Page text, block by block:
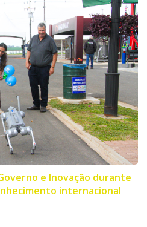
e Inovação durante
internacional